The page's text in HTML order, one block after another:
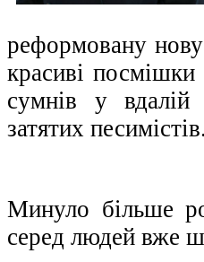
реформовану
красиві
сумнів у вдалій
затятих песимістів.
Минуло більше
серед людей вже